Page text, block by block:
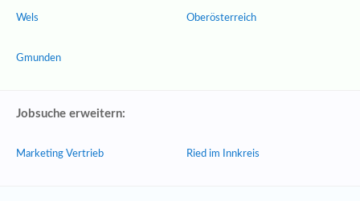
Wels
Gmunden
Oberösterreich
Jobsuche erweitern:
Marketing Vertrieb Ried im Innkreis